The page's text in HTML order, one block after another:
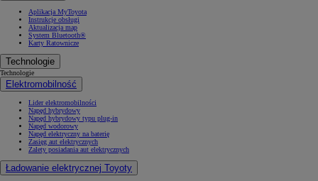
Aplikacja MyToyota
Instrukcje obsługi
Aktualizacja map
System Bluetooth®
Karty Ratownicze
Technologie
Technologie
Elektromobilność
Lider elektromobilności
Napęd hybrydowy
Napęd hybrydowy typu plug-in
Napęd wodorowy
Napęd elektryczny na baterię
Zasięg aut elektrycznych
Zalety posiadania aut elektrycznych
Ładowanie elektrycznej Toyoty